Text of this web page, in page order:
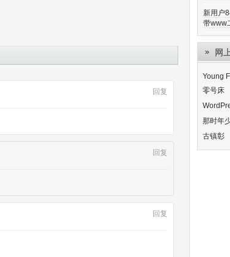
回复
回复
回复
新用户
带www
网
Young
零号床
那时年
古镇彰